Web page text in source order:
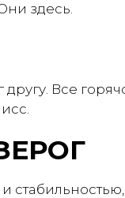
здесь.
другу. Все